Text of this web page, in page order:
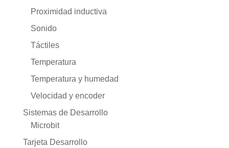
Proximidad inductiva
Sonido
Táctiles
Temperatura
Temperatura y humedad
Velocidad y encoder
Sistemas de Desarrollo
Microbit
Tarjeta Desarrollo